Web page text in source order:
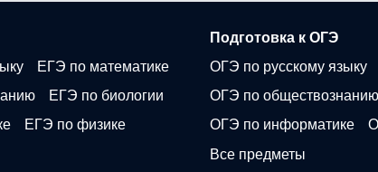
ЕГЭ по математике
ЕГЭ по биологии
ЕГЭ по физике
Подготовка к ОГЭ
ОГЭ по русскому языку
ОГЭ по обществознанию
ОГЭ по информатике
Все предметы